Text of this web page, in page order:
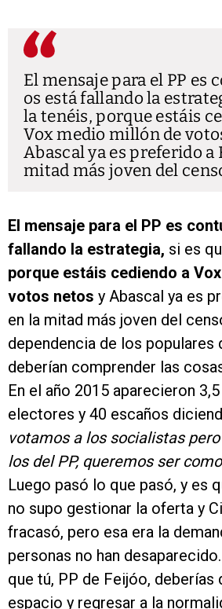
El mensaje para el PP es
os está fallando la
la tenéis, porque estáis
Vox medio millón de
Abascal ya es preferido a
mitad más joven del
El mensaje para el PP es
fallando la estrategia, si es
porque estáis cediendo a
votos netos y Abascal ya es
en la mitad más joven del
dependencia de los populares
deberían comprender las
En el año 2015 aparecieron
electores y 40 escaños
votamos a los socialistas
los del PP, queremos ser
Luego pasó lo que pasó, y es
no supo gestionar la oferta y
fracasó, pero esa era la
personas no han
que tú, PP de Feijóo, deberías
espacio y regresar a la